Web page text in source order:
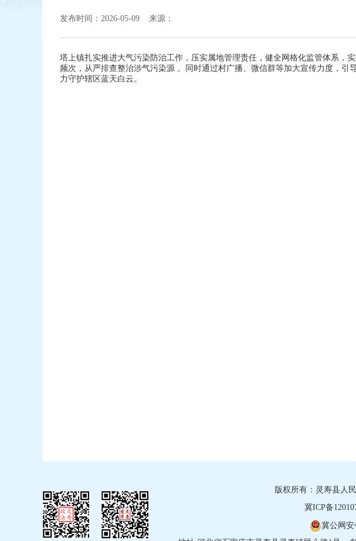
发布时间：2026-05-09 来源：
塔上镇扎实推进大气污染防治工作，压实属地管理责任，健全网格化监管体系，
频次，从严排查整治涉气污染源 。同时通过村广播、微信群等加大宣传力度，
力守护辖区蓝天白云。